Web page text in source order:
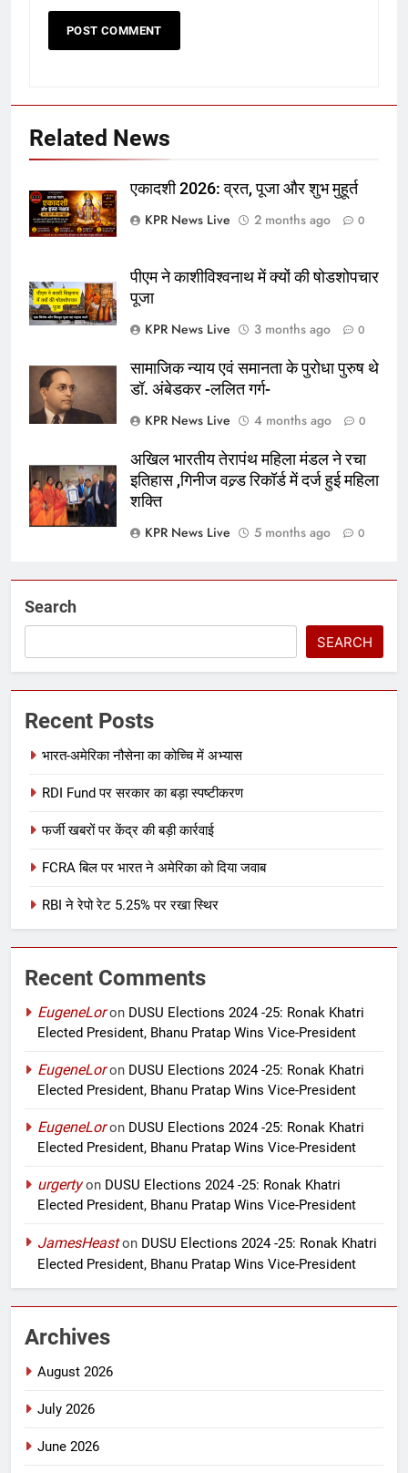
Related News
एकादशी 2026: व्रत, पूजा और शुभ मुहूर्त
KPR News Live
2 months ago 0
पीएम ने काशीविश्वनाथ में क्यों की षोडशोपचार
पूजा
KPR News Live
3 months ago 0
सामाजिक न्याय एवं समानता के पुरोधा पुरुष थे
डॉ. अंबेडकर -ललित गर्ग-
KPR News Live
4 months ago 0
अखिल भारतीय तेरापंथ महिला मंडल ने रचा
इतिहास ,गिनीज वल्र्ड रिकॉर्ड में दर्ज हुई महिला
शक्ति
KPR News Live
5 months ago 0
Search
SEARCH
Recent Posts
भारत-अमेरिका नौसेना का कोच्चि में अभ्यास
RDI Fund पर सरकार का बड़ा स्पष्टीकरण
फर्जी खबरों पर केंद्र की बड़ी कार्रवाई
FCRA बिल पर भारत ने अमेरिका को दिया जवाब
RBI ने रेपो रेट 5.25% पर रखा स्थिर
Recent Comments
EugeneLoron DUSU Elections 2024 -25: Ronak Khatri
Elected President, Bhanu Pratap Wins Vice-President
EugeneLoron DUSU Elections 2024 -25: Ronak Khatri
Elected President, Bhanu Pratap Wins Vice-President
EugeneLoron DUSU Elections 2024 -25: Ronak Khatri
Elected President, Bhanu Pratap Wins Vice-President
urgertyon DUSU Elections 2024 -25: Ronak Khatri
Elected President, Bhanu Pratap Wins Vice-President
JamesHeaston DUSU Elections 2024 -25: Ronak Khatri
Elected President, Bhanu Pratap Wins Vice-President
Archives
August 2026
July 2026
June 2026